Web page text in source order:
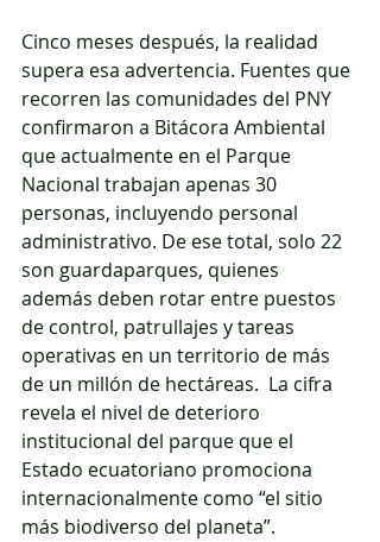
Cinco meses después, la realidad
supera esa advertencia. Fuentes que
recorren las comunidades del PNY
confirmaron a Bitácora Ambiental
que actualmente en el Parque
Nacional trabajan apenas 30
personas, incluyendo personal
administrativo. De ese total, solo 22
son guardaparques, quienes
además deben rotar entre puestos
de control, patrullajes y tareas
operativas en un territorio de más
de un millón de hectáreas.  La cifra
revela el nivel de deterioro
institucional del parque que el
Estado ecuatoriano promociona
internacionalmente como “el sitio
más biodiverso del planeta”.